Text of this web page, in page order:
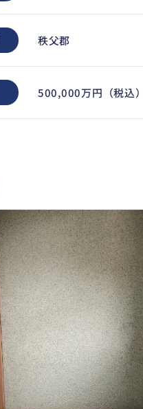
秩父郡
500,000万円（税込）